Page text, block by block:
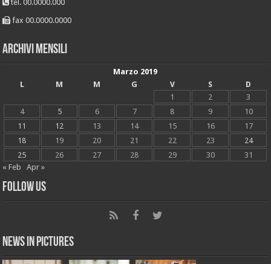
tel. 00.0000.000
fax 00.0000.0000
Archivi mensili
Marzo 2019
L
M M G V S
D
1
2
3
4
5 6 7 8 9
10
11
12 13 14 15 16
17
18
19 20 21 22 23
24
25
26 27 28 29 30
31
« Feb
Apr »
Follow Us
News in Pictures